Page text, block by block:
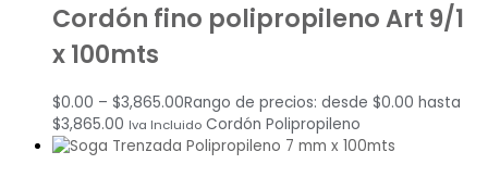
Cordón fino polipropileno Art 9/1
x 100mts
$0.00 – $3,865.00Rango de precios: desde $0.00 hasta
$3,865.00 Iva Incluido Cordón Polipropileno